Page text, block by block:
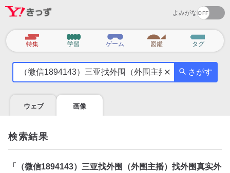
よみがな
カ
テ
特集 学習 ゲーム 図鑑 タグ
気
を
調
べ
よ
さがす
ウェブ 画像
検索結果
「
（微信1894143）三亚找外围（外围主播）找外围真实外